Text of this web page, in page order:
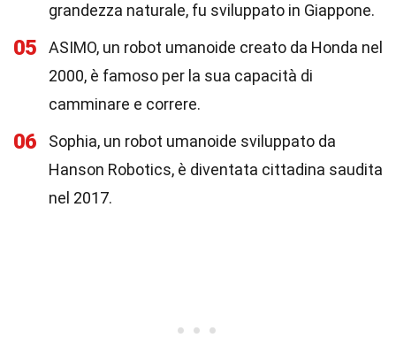
grandezza naturale, fu sviluppato in Giappone.
05
ASIMO, un robot umanoide creato da Honda nel
2000, è famoso per la sua capacità di
camminare e correre.
06
Sophia, un robot umanoide sviluppato da
Hanson Robotics, è diventata cittadina saudita
nel 2017.